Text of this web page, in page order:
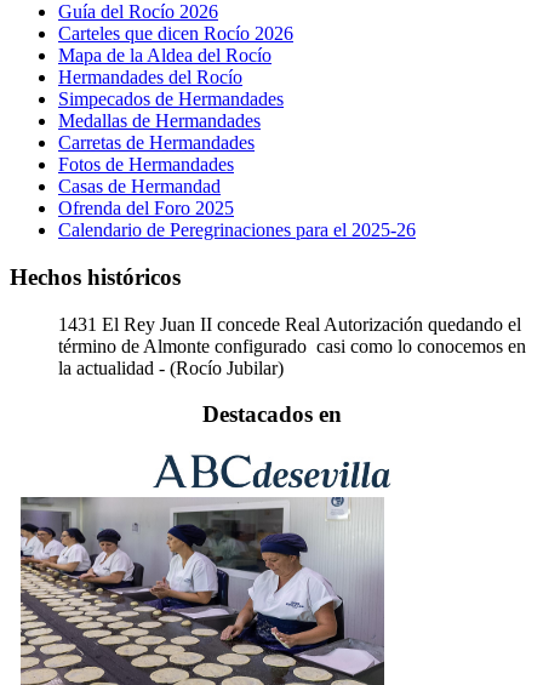
Guía del Rocío 2026
Carteles que dicen Rocío 2026
Mapa de la Aldea del Rocío
Hermandades del Rocío
Simpecados de Hermandades
Medallas de Hermandades
Carretas de Hermandades
Fotos de Hermandades
Casas de Hermandad
Ofrenda del Foro 2025
Calendario de Peregrinaciones para el 2025-26
Hechos históricos
1431 El Rey Juan II concede Real Autorización quedando el
término de Almonte configurado casi como lo conocemos en
la actualidad - (Rocío Jubilar)
Destacados en